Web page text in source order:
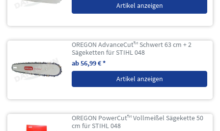
Artikel anzeigen
OREGON AdvanceCut™ Schwert 63 cm + 2
Sägeketten für STIHL 048
ab 56,99 € *
Artikel anzeigen
OREGON PowerCut™ Vollmeißel Sägekette 50
cm für STIHL 048